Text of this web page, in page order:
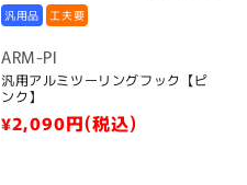
汎用品 工夫要
ARM-PI
汎用アルミツーリングフック【ピ
ンク】
通
¥2,090円(税込)